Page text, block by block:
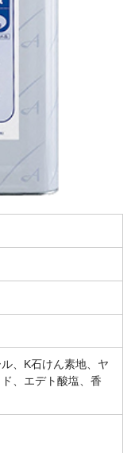
、K石けん素地、ヤ
、エデト酸塩、香